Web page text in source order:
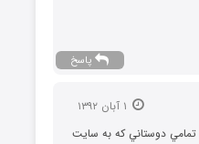
پاسخ
دوستاني كه به سايت